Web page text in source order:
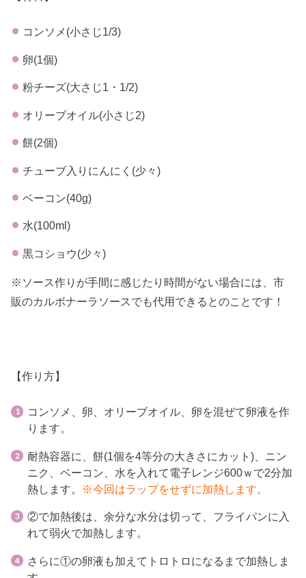
コンソメ(小さじ1/3)
卵(1個)
粉チーズ(大さじ1・1/2)
オリーブオイル(小さじ2)
餅(2個)
チューブ入りにんにく(少々)
ベーコン(40g)
水(100ml)
黒コショウ(少々)
※ソース作りが手間に感じたり時間がない場合には、市
販のカルボナーラソースでも代用できるとのことです！
【作り方】
コンソメ、卵、オリーブオイル、卵を混ぜて卵液を作
ります。
耐熱容器に、餅(1個を4等分の大きさにカット)、ニン
ニク、ベーコン、水を入れて電子レンジ600ｗで2分加
熱します。
※今回はラップをせずに加熱します。
②で加熱後は、余分な水分は切って、フライパンに入
れて弱火で加熱します。
さらに①の卵液も加えてトロトロになるまで加熱しま